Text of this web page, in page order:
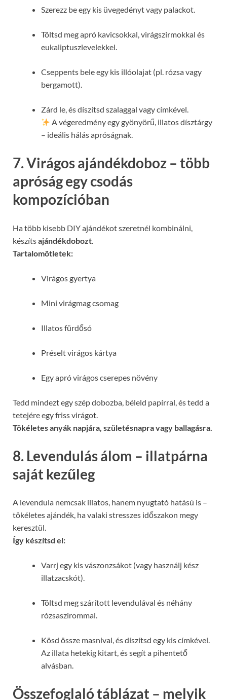
Szerezz be egy kis üvegedényt vagy palackot.
Töltsd meg apró kavicsokkal, virágszirmokkal és
eukaliptuszlevelekkel.
Cseppents bele egy kis illóolajat (pl. rózsa vagy
bergamott).
Zárd le, és díszítsd szalaggal vagy címkével.
A végeredmény egy gyönyörű, illatos dísztárgy
– ideális hálás apróságnak.
7. Virágos ajándékdoboz – több
apróság egy csodás
kompozícióban
Ha több kisebb DIY ajándékot szeretnél kombinálni,
készítsajándékdobozt
Tartalomötletek:
Virágos gyertya
Mini virágmag csomag
Illatos fürdősó
Préselt virágos kártya
Egy apró virágos cserepes növény
Tedd mindezt egy szép dobozba, béleld papírral, és tedd a
tetejére egy friss virágot.
Tökéletes anyák napjára, születésnapra vagy ballagásra.
8. Levendulás álom – illatpárna
saját kezűleg
A levendula nemcsak illatos, hanem nyugtató hatású is –
tökéletes ajándék, ha valaki stresszes időszakon megy
keresztül.
Így készítsd el:
Varrj egy kis vászonzsákot (vagy használj kész
illatzacskót).
Töltsd meg szárított levendulával és néhány
rózsaszirommal.
Kösd össze masnival, és díszítsd egy kis címkével.
Az illata hetekig kitart, és segít a pihentető
alvásban.
Összefoglaló táblázat – melyik